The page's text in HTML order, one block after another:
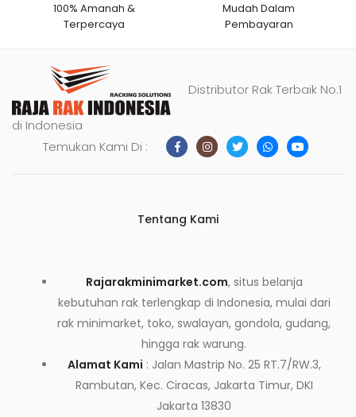
100% Amanah &
Terpercaya
Mudah Dalam
Pembayaran
Distributor Rak Terbaik No.1
di Indonesia
Temukan Kami Di :
Tentang Kami
Rajarakminimarket.com, situs belanja
kebutuhan rak terlengkap di Indonesia, mulai dari
rak minimarket, toko, swalayan, gondola, gudang,
hingga rak warung.
Alamat Kami : Jalan Mastrip No. 25 RT.7/RW.3,
Rambutan, Kec. Ciracas, Jakarta Timur, DKI
Jakarta 13830